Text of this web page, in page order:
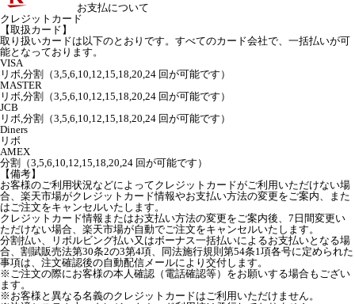
お支払について
クレジットカード
【取扱カード】
取り扱いカードは以下のとおりです。すべてのカード会社で、一括払いが可
能となっております。
VISA
リボ,分割（3,5,6,10,12,15,18,20,24 回が可能です）
MASTER
リボ,分割（3,5,6,10,12,15,18,20,24 回が可能です）
JCB
リボ,分割（3,5,6,10,12,15,18,20,24 回が可能です）
Diners
リボ
AMEX
分割（3,5,6,10,12,15,18,20,24 回が可能です）
【備考】
お客様のご利用状況などによってクレジットカードがご利用いただけない場
合、楽天市場がクレジットカード情報やお支払い方法の変更をご案内、また
はご注文をキャンセルいたします。
クレジットカード情報またはお支払い方法の変更をご案内後、7日間変更い
ただけない場合、楽天市場が自動でご注文をキャンセルいたします。
分割払い、リボルビング払い又はボーナス一括払いによるお支払いとなる場
合、割賦販売法第30条2の3第4項、同法施行規則第54条1項各号に定められた
事項は、注文確認後の自動配信メールにより交付します。
※ご注文の際にお客様の本人確認（電話確認等）をお願いする場合もござい
ます。
※お客様と異なる名義のクレジットカードはご利用いただけません。